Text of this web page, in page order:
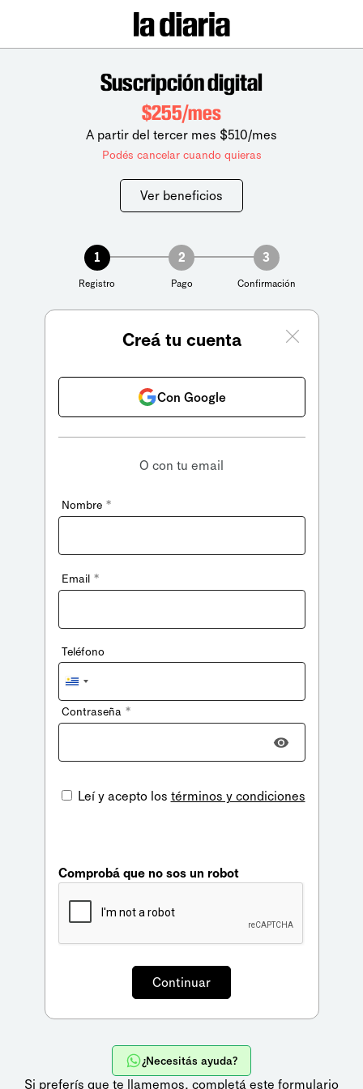
Suscripción digital
$255/mes
A partir del tercer mes $510/mes
Podés cancelar cuando quieras
Ver beneficios
1
Registro
2
Pago
3
Confirmación
Creá tu cuenta
Con Google
O con tu email
Nombre *
Email *
Teléfono
Uruguay
+598
Contraseña *
Leí y acepto los términos y condiciones
Comprobá que no sos un robot
¿Necesitás ayuda?
Si preferís que te llamemos, completá este formulario